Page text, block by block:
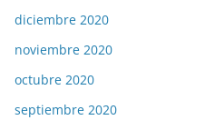
diciembre 2020
noviembre 2020
octubre 2020
septiembre 2020